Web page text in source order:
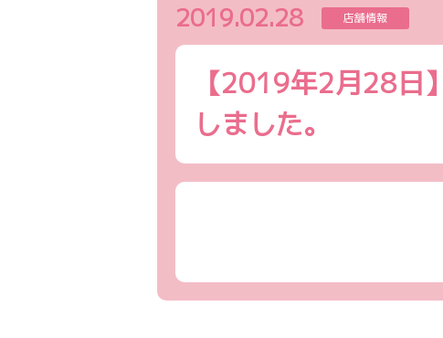
2019.02.28 店舗情報
【2019年2月28日
しました。